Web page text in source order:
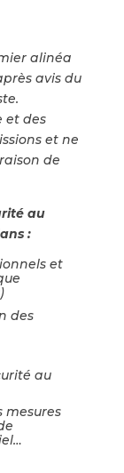
alinéa
avis du
et des
etne
de
au
:
et
des
au
mesures